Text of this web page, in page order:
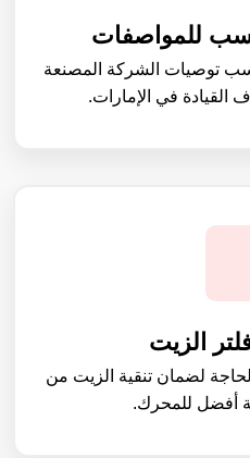
للمواصفات
توصيات الشركة المصنعة
في الإمارات.
الزيت
لضمان تنقية الزيت من
أفضل للمحرك.